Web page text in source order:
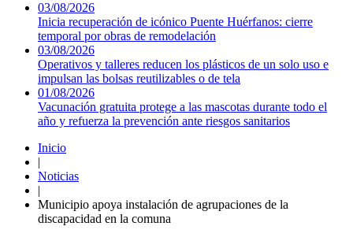
03/08/2026
Inicia recuperación de icónico Puente Huérfanos: cierre
temporal por obras de remodelación
03/08/2026
Operativos y talleres reducen los plásticos de un solo uso e
impulsan las bolsas reutilizables o de tela
01/08/2026
Vacunación gratuita protege a las mascotas durante todo el
año y refuerza la prevención ante riesgos sanitarios
Inicio
|
Noticias
|
Municipio apoya instalación de agrupaciones de la
discapacidad en la comuna